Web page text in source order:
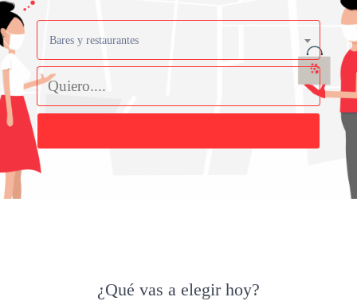
Bares y restaurantes
¿Qué vas a elegir hoy?